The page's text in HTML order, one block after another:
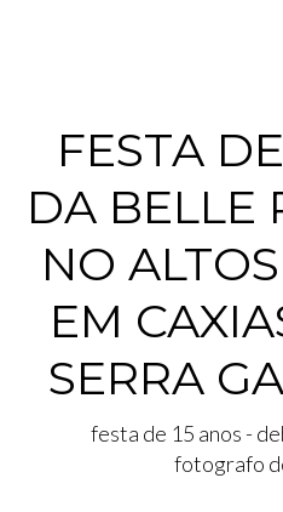
FESTA
DA BELLE
NO
EM
SERRA
festa de 15 anos -
fotografo